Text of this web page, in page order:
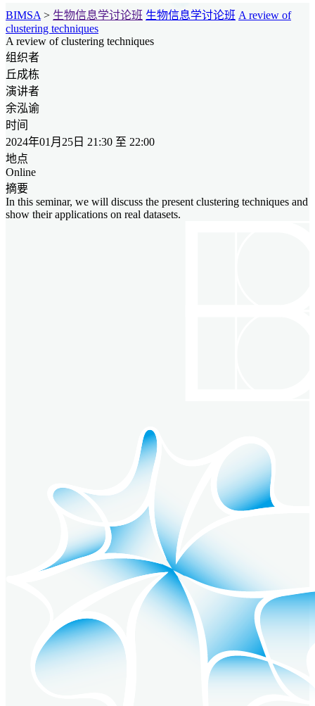
BIMSA > 生物信息学讨论班 生物信息学讨论班 A review of
clustering techniques
A review of clustering techniques
组织者
丘成栋
演讲者
余泓谕
时间
2024年01月25日 21:30 至 22:00
地点
Online
摘要
In this seminar, we will discuss the present clustering techniques and
show their applications on real datasets.